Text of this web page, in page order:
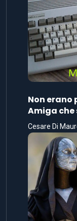
Non
Amiga
Cesare Di